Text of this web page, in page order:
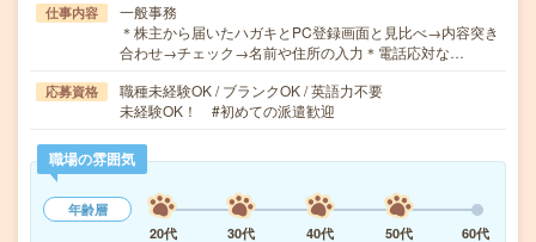
仕事内容
一般事務
＊株主から届いたハガキとPC登録画面と見比べ→内容突き
合わせ→チェック→名前や住所の入力＊電話応対な…
応募資格
職種未経験OK / ブランクOK / 英語力不要
未経験OK！ #初めての派遣歓迎
職場の雰囲気
年齢層
20代
30代 40代 50代
60代